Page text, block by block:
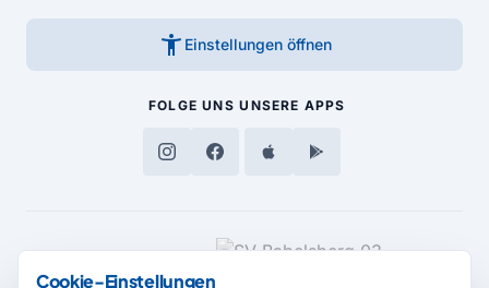
accessibility_new Einstellungen öffnen
FOLGE UNS UNSERE APPS
MEDIENPARTNER
Cookie-Einstellungen